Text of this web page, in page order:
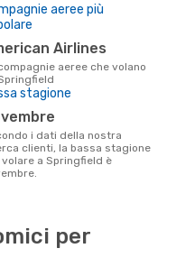
aeree più
Airlines
stagione
clienti, la bassa stagione
volare a Springfield è
per